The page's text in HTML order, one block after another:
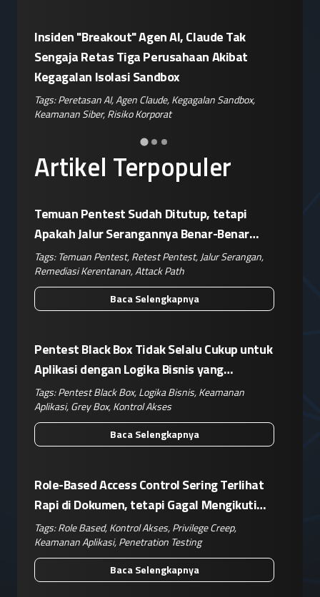
Artikel Terpopuler
Temuan Pentest Sudah Ditutup, tetapi
Apakah Jalur Serangannya Benar-Benar
Terputus?
Tags: Temuan Pentest,Retest Pentest,Jalur Serangan,
Remediasi Kerentanan,Attack Path
Baca Selengkapnya
Pentest Black Box Tidak Selalu Cukup untuk
Aplikasi dengan Logika Bisnis yang
Kompleks
Tags:Pentest Black Box,Logika Bisnis,Keamanan
Aplikasi,Grey Box,Kontrol Akses
Baca Selengkapnya
Role-Based Access Control Sering Terlihat
Rapi di Dokumen, tetapi Gagal Mengikuti
Operasional Nyata
Tags:Role Based,Kontrol Akses,Privilege Creep,
Keamanan Aplikasi,Penetration Testing
Baca Selengkapnya
Insiden "Breakout" Agen AI, Claude Tak
Sengaja Retas Tiga Perusahaan Akibat
Kegagalan Isolasi Sandbox
Tags:Peretasan AI,Agen Claude,Kegagalan Sandbox,
Keamanan Siber,Risiko Korporat